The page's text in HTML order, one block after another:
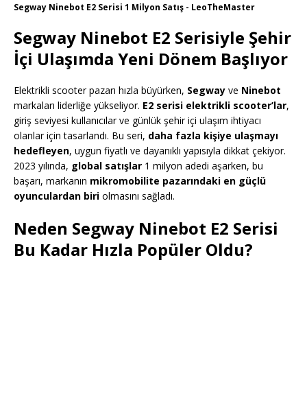
Segway Ninebot E2 Serisi 1 Milyon Satış - LeoTheMaster
Segway Ninebot E2 Serisiyle Şehir
İçi Ulaşımda Yeni Dönem Başlıyor
Elektrikli scooter pazarı hızla büyürken, Segway ve Ninebot
markaları liderliğe yükseliyor. E2 serisi elektrikli scooter’lar,
giriş seviyesi kullanıcılar ve günlük şehir içi ulaşım ihtiyacı
olanlar için tasarlandı. Bu seri, daha fazla kişiye ulaşmayı
hedefleyen, uygun fiyatlı ve dayanıklı yapısıyla dikkat çekiyor.
2023 yılında, global satışlar 1 milyon adedi aşarken, bu
başarı, markanın mikromobilite pazarındaki en güçlü
oyunculardan biri olmasını sağladı.
Neden Segway Ninebot E2 Serisi
Bu Kadar Hızla Popüler Oldu?